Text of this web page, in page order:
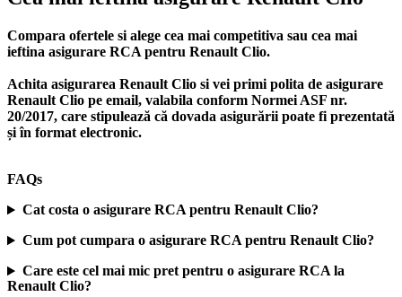
Compara ofertele si alege cea mai competitiva sau cea mai
ieftina asigurare RCA pentru Renault Clio.
Achita asigurarea Renault Clio si vei primi polita de asigurare
Renault Clio pe email, valabila conform Normei ASF nr.
20/2017, care stipulează că dovada asigurării poate fi prezentată
și în format electronic.
FAQs
Cat costa o asigurare RCA pentru Renault Clio?
Cum pot cumpara o asigurare RCA pentru Renault Clio?
Care este cel mai mic pret pentru o asigurare RCA la
Renault Clio?